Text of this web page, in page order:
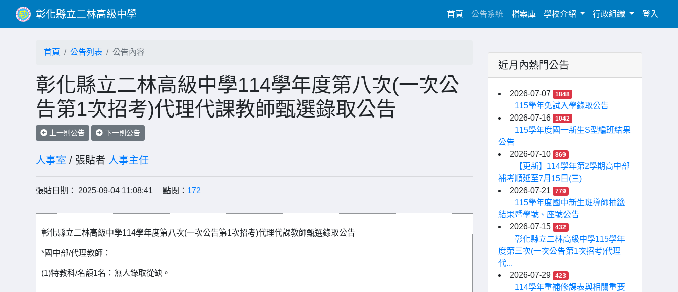
彰化縣立二林高級中學 首頁(current)
公告系統 檔案庫 學校介紹 行政組織 登入
首頁 公告列表 公告內容
彰化縣立二林高級中學114學年度第八次(一次公
告第1次招考)代理代課教師甄選錄取公告
上一則公告 下一則公告
人事室 / 張貼者 人事主任
張貼日期： 2025-09-04 11:08:41 點閱： 172
彰化縣立二林高級中學114學年度第八次(一次公告第1次招考)代理代課教師甄選錄取公告
*國中部/代理教師：
(1)特教科/名額1名：無人錄取從缺。
近月內熱門公告
2026-07-07 1848
115學年免試入學錄取公告
2026-07-16
1042
115學年度國一新生S型編班結果
公告
2026-07-10
869
【更新】114學年第2學期高中部
補考順延至7月15日(三)
2026-07-21
779
115學年度國中新生班導師抽籤
結果暨學號、座號公告
2026-07-15
432
彰化縣立二林高級中學115學年
度第三次(一次公告第1次招考)代理
代...
2026-07-29
423
114學年重補修課表與相關重要